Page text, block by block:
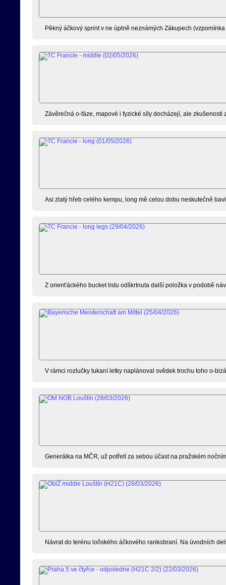
Pěkný áčkový sprint v ne úplně neznámých Zákupech
Závěrečná o-fáze, mapové i fyzické síly docházejí, ale
Asi zlatý hřeb celého kempu, long mě celou dobu neskutečně
Z orienťáckého bucket listu odškrtnuta další položka v podobě
V rámci rozlučky tukaní letky naplánoval svědek trochu toho o-
Generálka na MČR, už potřetí za sebou účast na pražském
Návrat do terénu loňského áčkového rankobraní. Na úvodních